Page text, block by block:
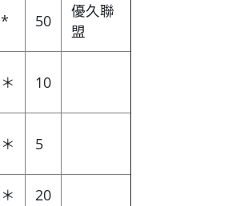
* 50
優久聯
盟
＊ 10
＊ 5
＊ 20